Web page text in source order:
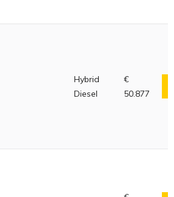
Hybrid
Diesel
€
50.877